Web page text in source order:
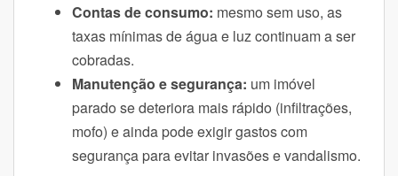
Contas de consumo: mesmo sem uso, as
taxas mínimas de água e luz continuam a ser
cobradas.
Manutenção e segurança: um imóvel
parado se deteriora mais rápido (infiltrações,
mofo) e ainda pode exigir gastos com
segurança para evitar invasões e vandalismo.